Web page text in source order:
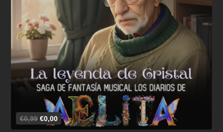
€0,99 €0,00
Añadir al carrito